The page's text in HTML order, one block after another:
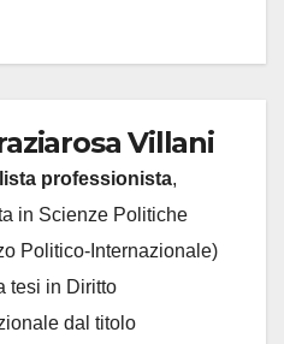
Villani
professionista,
in Scienze Politiche
Politico-Internazionale)
tesi in Diritto
dal titolo